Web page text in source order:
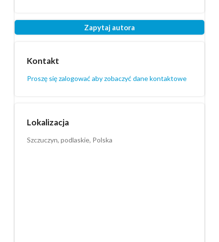
Zapytaj autora
Kontakt
Proszę się zalogować aby zobaczyć dane kontaktowe
Lokalizacja
Szczuczyn, podlaskie, Polska